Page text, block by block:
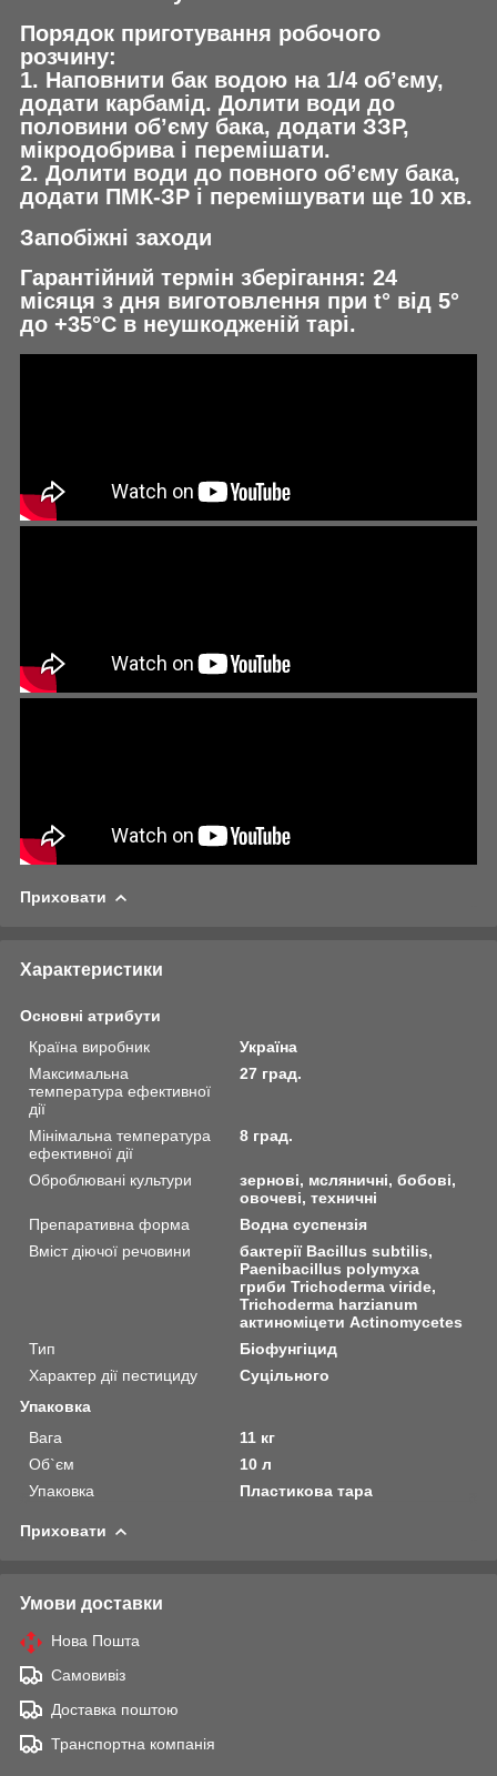
Порядок приготування робочого
розчину:
1. Наповнити бак водою на 1/4 об’єму,
додати карбамід. Долити води до
половини об’єму бака, додати ЗЗР,
мікродобрива і перемішати.
2. Долити води до повного об’єму бака,
додати ПМК-ЗР і перемішувати ще 10 хв.
Запобіжні заходи
Гарантійний термін зберігання: 24
місяця з дня виготовлення при t° від 5°
до +35°С в неушкодженій тарі.
Приховати
Характеристики
Основні атрибути
Країна виробник
Україна
Максимальна
температура ефективної
дії
27 град.
Мінімальна температура
ефективної дії
8 град.
Оброблювані культури
зернові, мсляничні, бобові,
овочеві, техничні
Препаративна форма
Водна суспензія
Вміст діючої речовини
бактерії Bacillus subtilis,
Paenibacillus polymyxa
гриби Trichoderma viride,
Trichoderma harzianum
актиноміцети Actinomycetes
Тип
Біофунгіцид
Характер дії пестициду
Суцільного
Упаковка
Вага
11 кг
Об`єм
10 л
Упаковка
Пластикова тара
Приховати
Умови доставки
Нова Пошта
Самовивіз
Доставка поштою
Транспортна компанія